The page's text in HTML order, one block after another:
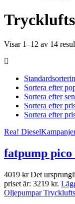
Visar 1–12 av 14
Sortera efter
Sortera efter
Sortera efter
Sortera efter
Rea! Diesel
fatpump pico
4019kr Det
priset är: 3219 kr.
Oljepumpar